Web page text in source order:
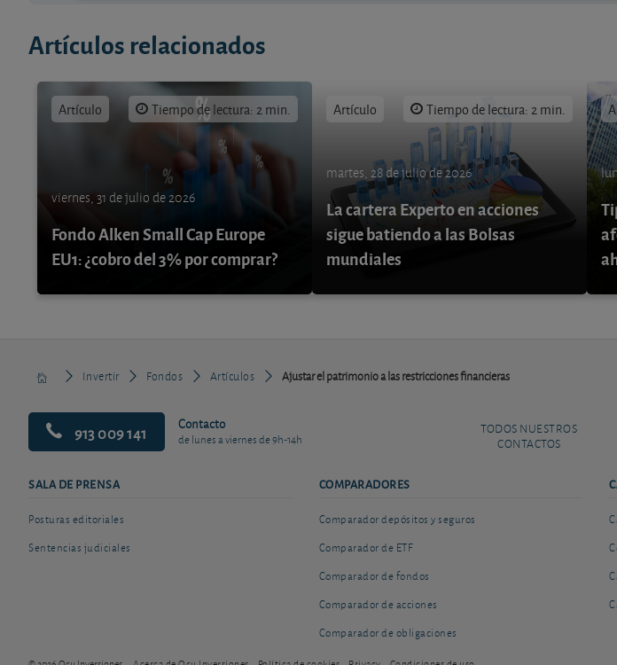
Artículos relacionados
Artículo Tiempo de lectura: 2 min.
viernes, 31 de julio de 2026
Fondo Alken Small Cap Europe
EU1: ¿cobro del 3% por comprar?
Artículo Tiempo de lectura: 2 min.
martes, 28 de julio de 2026
La cartera Experto en acciones
sigue batiendo a las Bolsas
mundiales
Invertir Fondos Artículos Ajustar el patrimonio a las restricciones financieras
913 009 141 Contacto
de lunes a viernes de 9h-14h
TODOS NUESTROS
CONTACTOS
SALA DE PRENSA
Posturas editoriales
Sentencias judiciales
COMPARADORES
Comparador depósitos y seguros
Comparador de ETF
Comparador de fondos
Comparador de acciones
Comparador de obligaciones